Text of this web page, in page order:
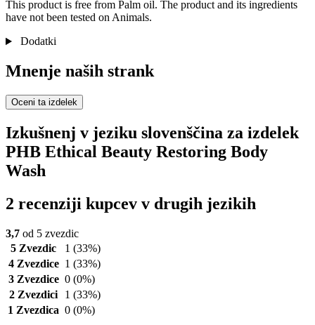
This product is free from Palm oil. The product and its ingredients
have not been tested on Animals.
Dodatki
Mnenje naših strank
Oceni ta izdelek
Izkušnenj v jeziku slovenščina za izdelek
PHB Ethical Beauty Restoring Body
Wash
2 recenziji kupcev v drugih jezikih
3,7 od 5 zvezdic
5 Zvezdic
1 (33%)
4 Zvezdice 1 (33%)
3 Zvezdice 0 (0%)
2 Zvezdici
1 (33%)
1 Zvezdica 0 (0%)